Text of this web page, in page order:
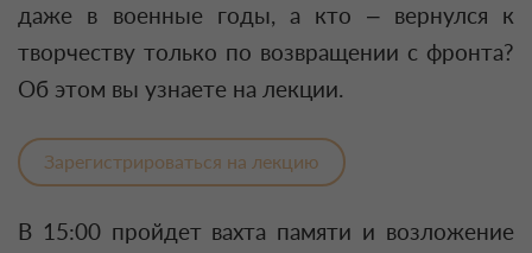
даже в военные годы, а кто – вернулся к
творчеству только по возвращении с фронта?
Об этом вы узнаете на лекции.
Зарегистрироваться на лекцию
В 15:00 пройдет вахта памяти и возложение